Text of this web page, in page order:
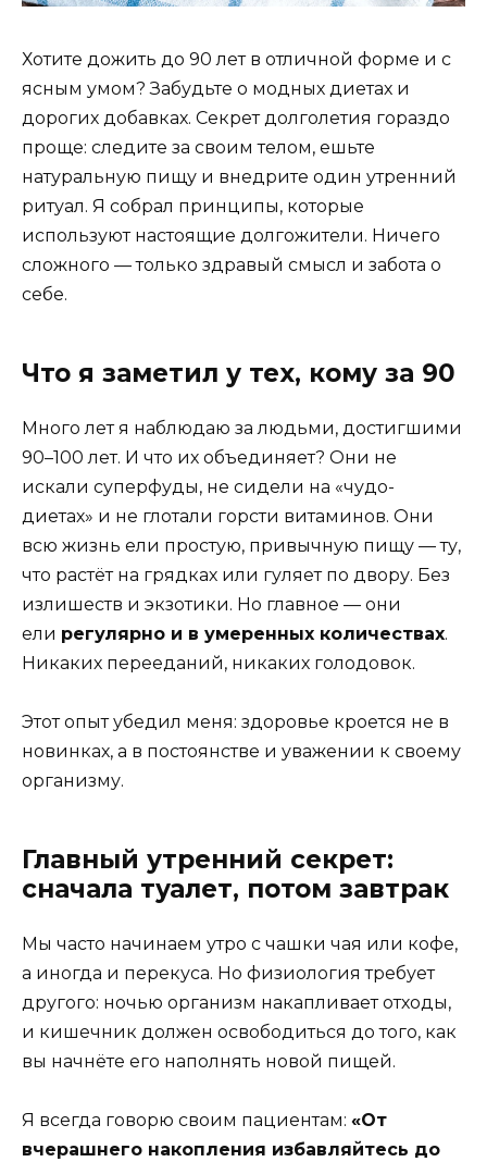
Хотите дожить до 90 лет в отличной форме и с
ясным умом? Забудьте о модных диетах и
дорогих добавках. Секрет долголетия гораздо
проще: следите за своим телом, ешьте
натуральную пищу и внедрите один утренний
ритуал. Я собрал принципы, которые
используют настоящие долгожители. Ничего
сложного — только здравый смысл и забота о
себе.
Что я заметил у тех, кому за 90
Много лет я наблюдаю за людьми, достигшими
90–100 лет. И что их объединяет? Они не
искали суперфуды, не сидели на «чудо-
диетах» и не глотали горсти витаминов. Они
всю жизнь ели простую, привычную пищу — ту,
что растёт на грядках или гуляет по двору. Без
излишеств и экзотики. Но главное — они
ели регулярно и в умеренных количествах.
Никаких перееданий, никаких голодовок.
Этот опыт убедил меня: здоровье кроется не в
новинках, а в постоянстве и уважении к своему
организму.
Главный утренний секрет:
сначала туалет, потом завтрак
Мы часто начинаем утро с чашки чая или кофе,
а иногда и перекуса. Но физиология требует
другого: ночью организм накапливает отходы,
и кишечник должен освободиться до того, как
вы начнёте его наполнять новой пищей.
Я всегда говорю своим пациентам: «От
вчерашнего накопления избавляйтесь до